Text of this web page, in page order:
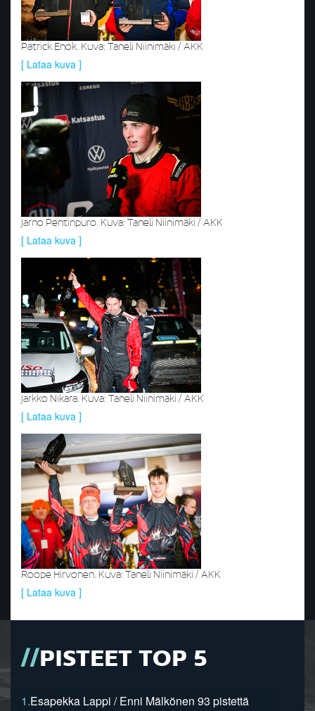
Patrick Enok. Kuva: Taneli Niinimäki / AKK
[ Lataa kuva ]
Jarno Pentinpuro. Kuva: Taneli Niinimäki / AKK
[ Lataa kuva ]
Jarkko Nikara. Kuva: Taneli Niinimäki / AKK
[ Lataa kuva ]
Roope Hirvonen. Kuva: Taneli Niinimäki / AKK
[ Lataa kuva ]
PISTEET TOP 5
1.Esapekka Lappi / Enni Mälkönen 93 pistettä